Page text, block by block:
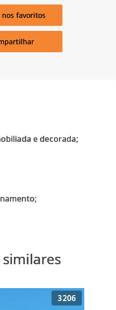
nos favoritos
e decorada;
3206